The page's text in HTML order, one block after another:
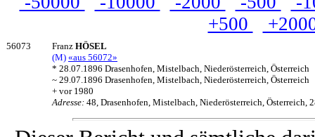
+500
56073 Franz HÖSEL
(M) «aus 56072»
* 28.07.1896 Drasenhofen, Mistelbach, Niederösterreich, Österreich
~ 29.07.1896 Drasenhofen, Mistelbach, Niederösterreich, Österreich
+ vor 1980
Adresse: 48, Drasenhofen, Mistelbach, Niederösterreich, Österreich,